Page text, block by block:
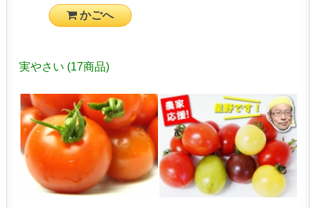
かごへ
実やさい (17商品)